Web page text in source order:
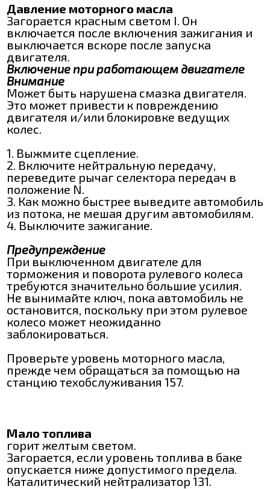
Давление моторного масла
Загорается красным светом I. Он
включается после включения зажигания и
выключается вскоре после запуска
двигателя.
Включение при работающем двигателе
Внимание
Может быть нарушена смазка двигателя.
Это может привести к повреждению
двигателя и/или блокировке ведущих
колес.
1. Выжмите сцепление.
2. Включите нейтральную передачу,
переведите рычаг селектора передач в
положение N.
3. Как можно быстрее выведите автомобиль
из потока, не мешая другим автомобилям.
4. Выключите зажигание.
Предупреждение
При выключенном двигателе для
торможения и поворота рулевого колеса
требуются значительно большие усилия.
Не вынимайте ключ, пока автомобиль не
остановится, поскольку при этом рулевое
колесо может неожиданно
заблокироваться.
Проверьте уровень моторного масла,
прежде чем обращаться за помощью на
станцию техобслуживания 157.
Мало топлива
горит желтым светом.
Загорается, если уровень топлива в баке
опускается ниже допустимого предела.
Каталитический нейтрализатор 131.